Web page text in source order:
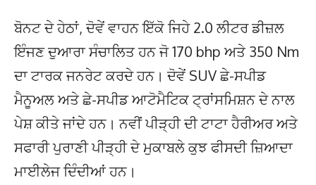
ਬੋਨਟ ਦੇ ਹੇਠਾਂ, ਦੋਵੇਂ ਵਾਹਨ ਇੱਕੋ ਜਿਹੇ 2.0 ਲੀਟਰ ਡੀਜ਼ਲ
ਇੰਜਣ ਦੁਆਰਾ ਸੰਚਾਲਿਤ ਹਨ ਜੋ 170 bhp ਅਤੇ 350 Nm
ਦਾ ਟਾਰਕ ਜਨਰੇਟ ਕਰਦੇ ਹਨ। ਦੋਵੇਂ SUV ਛੇ-ਸਪੀਡ
ਮੈਨੂਅਲ ਅਤੇ ਛੇ-ਸਪੀਡ ਆਟੋਮੈਟਿਕ ਟ੍ਰਾਂਸਮਿਸ਼ਨ ਦੇ ਨਾਲ
ਪੇਸ਼ ਕੀਤੇ ਜਾਂਦੇ ਹਨ। ਨਵੀਂ ਪੀੜ੍ਹੀ ਦੀ ਟਾਟਾ ਹੈਰੀਅਰ ਅਤੇ
ਸਫਾਰੀ ਪੁਰਾਣੀ ਪੀੜ੍ਹੀ ਦੇ ਮੁਕਾਬਲੇ ਕੁਝ ਫੀਸਦੀ ਜ਼ਿਆਦਾ
ਮਾਈਲੇਜ ਦਿੰਦੀਆਂ ਹਨ।